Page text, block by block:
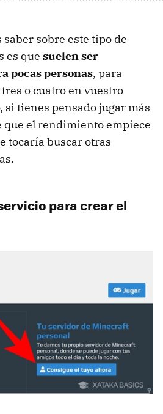
saber sobre este tipo de
es que suelen ser
pocas personas, para
o cuatro en vuestro
si tienes pensado jugar más
que el rendimiento empiece
tocaría buscar otras
para crear el